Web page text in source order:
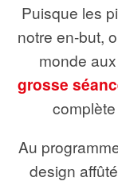
Puisque les
notre en-but,
monde
grosse
Au
design